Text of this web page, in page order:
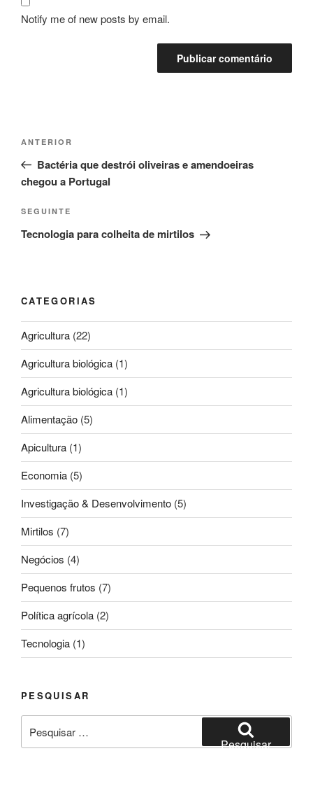
Notify me of new posts by email.
artigos
Conteúdo
anterior
ANTERIOR
Bactéria que destrói oliveiras e amendoeiras
chegou a Portugal
Conteúdo
seguinte
SEGUINTE
Tecnologia para colheita de mirtilos
CATEGORIAS
Agricultura (22)
Agricultura biológica (1)
Agricultura biológica (1)
Alimentação (5)
Apicultura (1)
Economia (5)
Investigação & Desenvolvimento (5)
Mirtilos (7)
Negócios (4)
Pequenos frutos (7)
Política agrícola (2)
Tecnologia (1)
PESQUISAR
por:
Pesquisar